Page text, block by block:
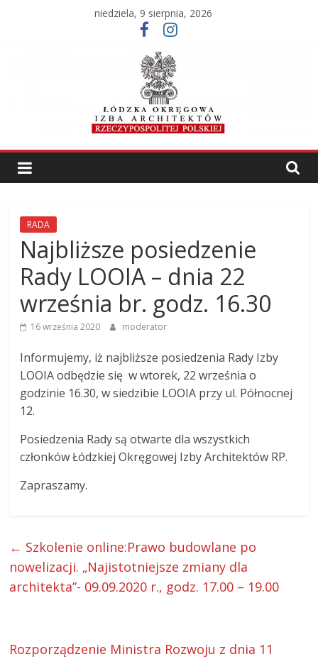
niedziela, 9 sierpnia, 2026
Łódzka
Okręgowa
Izba
Architektów
RP
RADA
Najbliższe posiedzenie
Rady LOOIA – dnia 22
września br. godz. 16.30
16 września 2020 moderator
Informujemy, iż najbliższe posiedzenia Rady Izby
LOOIA odbędzie się w wtorek, 22 września o
godzinie 16.30, w siedzibie LOOIA przy ul. Północnej
12.
Posiedzenia Rady są otwarte dla wszystkich
członków Łódzkiej Okręgowej Izby Architektów RP.
Zapraszamy.
← Szkolenie online:Prawo budowlane po
nowelizacji. „Najistotniejsze zmiany dla
architekta”- 09.09.2020 r., godz. 17.00 – 19.00
Rozporządzenie Ministra Rozwoju z dnia 11